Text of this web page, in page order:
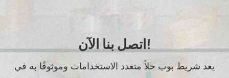
اتصل بنا الآن!
يعد شريط بوب حلاً متعدد الاستخدامات وموثوقًا به في